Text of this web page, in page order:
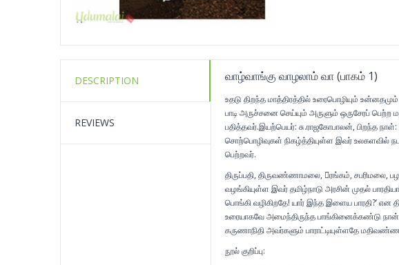
DESCRIPTION
REVIEWS
வாழ்வாங்கு வாழலாம் வா (பாகம் 1)
உதடு திறந்த மாத்திரத்தில் உரைபொழியும்
பாடி அருச்சனை செய்யும் அருளும் ஒருசேரப்
பதித்தவர்.இயற்பெயர்: சு.ராஜகோபாலன், பிறந்த
சொற்பொழிவுகள் நிகழ்த்தியுள்ள இவர் உலகளவில்
பெற்றவர்.
திருப்பதி, திருவண்ணாமலை, ரங்கம்,
வழங்கியுள்ள இவர் தமிழ்நாடு அரசின் முதல்
பொங்கி வழிகிறதே! யார் இந்த இளைய பாரதி?’ என
உரையாகவே அமைந்திருந்த பாங்கினைக்கண்டு
கருணாநிதி அவர்களும் பாராட்டியுள்ளதே
நூல் குறிப்பு: